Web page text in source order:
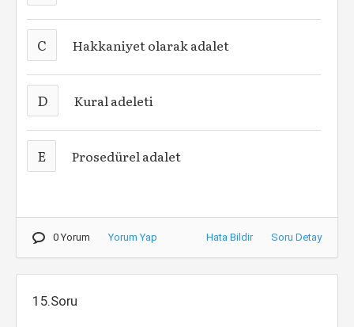
C Hakkaniyet olarak adalet
D Kural adeleti
E Prosedürel adalet
0 Yorum Yorum Yap Hata Bildir Soru Detay
15.Soru